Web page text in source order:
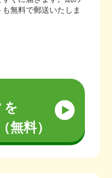
無料で郵送いたしま
を
無料）